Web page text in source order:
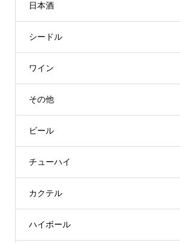
日本酒
シードル
ワイン
その他
ビール
チューハイ
カクテル
ハイボール